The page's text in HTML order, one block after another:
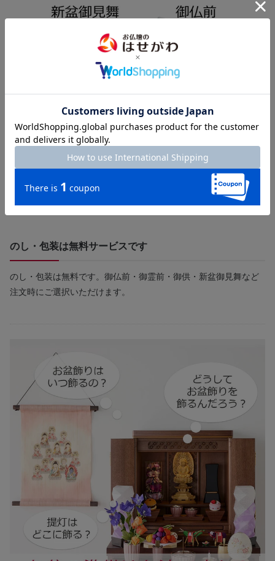
のし・包装は無料サービスです
のし・包装は無料です。御仏前・御霊前・御供・新盆御見舞など
注文時にご選択いただけます。